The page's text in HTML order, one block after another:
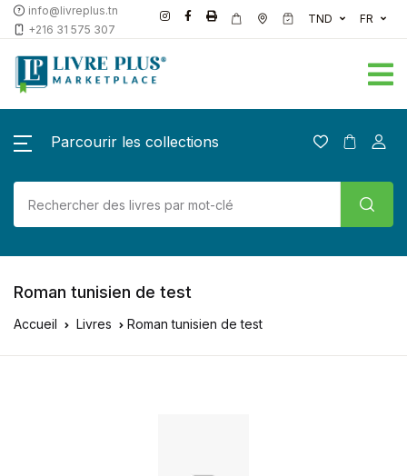
info@livreplus.tn
+216 31 575 307
TND FR
Parcourir les collections
Roman tunisien de test
Accueil Livres Roman tunisien de test